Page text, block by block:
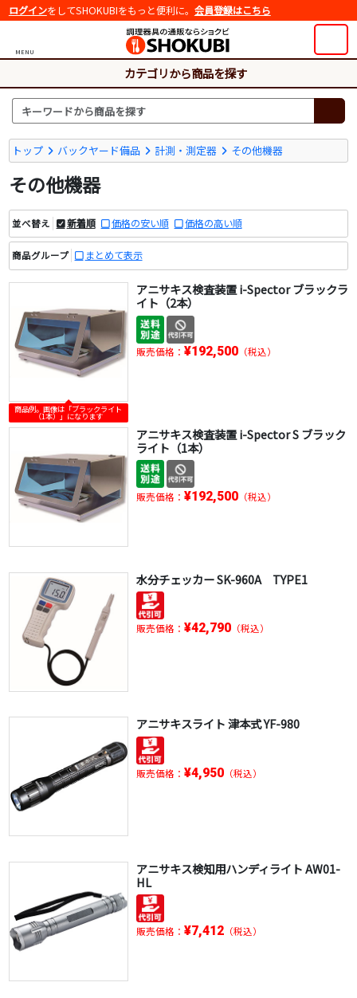
ログインをしてSHOKUBIをもっと便利に。 会員登録はこちら
MENU
カテゴリから商品を探す
トップ バックヤード備品 計測・測定器 その他機器
その他機器
並べ替え 新着順 価格の安い順 価格の高い順
商品グループ まとめて表示
商品例。画像は「ブラックライト
（1本）」になります
アニサキス検査装置 i-Spector ブラックラ
イト（2本）
販売価格： ¥192,500（税込）
アニサキス検査装置 i-Spector S ブラック
ライト（1本）
販売価格： ¥192,500（税込）
水分チェッカー SK-960A TYPE1
販売価格： ¥42,790（税込）
アニサキスライト 津本式 YF-980
販売価格： ¥4,950（税込）
アニサキス検知用ハンディライト AW01-
HL
販売価格： ¥7,412（税込）